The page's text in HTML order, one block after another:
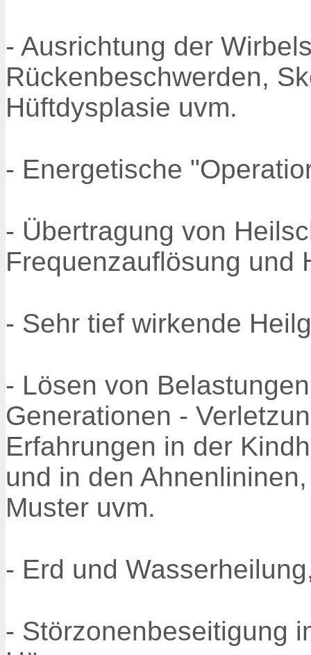
- Ausrichtung der
Rückenbeschwerden,
Hüftdysplasie uvm.
- Energetische
- Übertragung von
Frequenzauflösung und
- Sehr tief wirkende
- Lösen von
Generationen -
Erfahrungen in der
und in den
Muster uvm.
- Erd und
- Störzonenbeseitigung